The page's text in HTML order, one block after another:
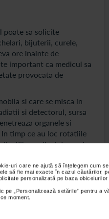
uri care ne ajută să înțelegem cum
să fie mai exacte în cazul căutărilor,
personalizată pe baza
„Personalizează setările” pentru a
moment.
poate sa solicite
bijuterii, curele,
ore inainte de
important ca medicul sa
provocata de
si care se misca in
si detectorul, sursa
organele si
timp ce au loc rotatiile
medicului sau ale
situatie de catre